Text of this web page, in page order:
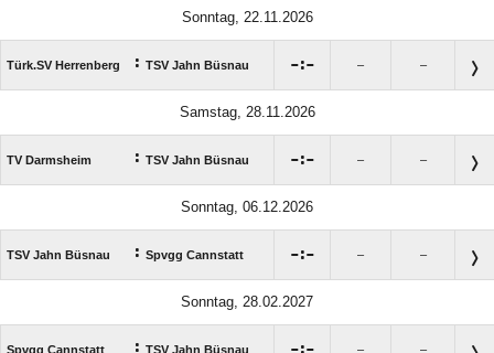
Sonntag, 22.11.2026
Türk.SV Herrenberg : TSV Jahn Büsnau : – –
Samstag, 28.11.2026
TV Darmsheim : TSV Jahn Büsnau : – –
Sonntag, 06.12.2026
TSV Jahn Büsnau : Spvgg Cannstatt : – –
Sonntag, 28.02.2027
Spvgg Cannstatt : TSV Jahn Büsnau – –